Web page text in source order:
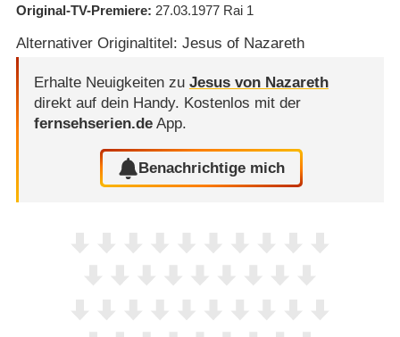
Original-TV-Premiere 27.03.1977 Rai 1
Alternativer Originaltitel: Jesus of Nazareth
Erhalte Neuigkeiten zu Jesus von Nazareth
direkt auf dein Handy. Kostenlos mit der
fernsehserien.deApp.
Benachrichtige mich